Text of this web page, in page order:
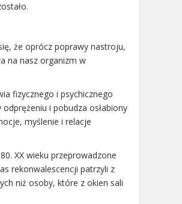
że oprócz poprawy nastroju,
na nasz organizm w
fizycznego i psychicznego
i pobudza osłabiony
myślenie i relacje
XX wieku przeprowadzone
rekonwalescencji patrzyli z
niż osoby, które z okien sali